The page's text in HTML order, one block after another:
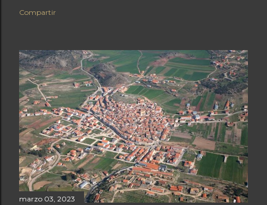
Compartir
marzo 03, 2023